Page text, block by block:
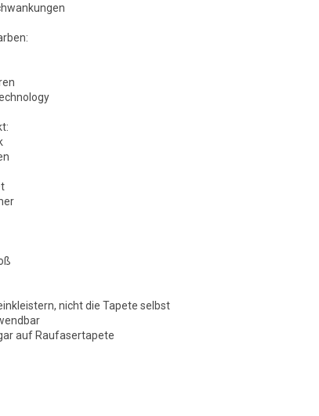
nicht die Tapete selbst
auf Raufasertapete